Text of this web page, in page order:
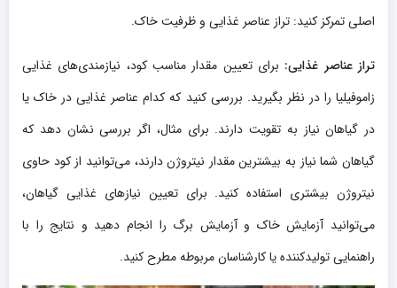
اصلی تمرکز کنید: تراز عناصر غذایی و ظرفیت خاک.
تراز عناصر غذایی: برای تعیین مقدار مناسب کود، نیازمندی‌های غذایی
زاموفیلیا را در نظر بگیرید. بررسی کنید که کدام عناصر غذایی در خاک یا
در گیاهان نیاز به تقویت دارند. برای مثال، اگر بررسی نشان دهد که
گیاهان شما نیاز به بیشترین مقدار نیتروژن دارند، می‌توانید از کود حاوی
نیتروژن بیشتری استفاده کنید. برای تعیین نیازهای غذایی گیاهان،
می‌توانید آزمایش خاک و آزمایش برگ را انجام دهید و نتایج را با
راهنمایی تولیدکننده یا کارشناسان مربوطه مطرح کنید.